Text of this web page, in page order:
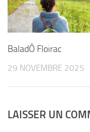
BaladÔ Floirac
29 NOVEMBRE 2025
LAISSER UN